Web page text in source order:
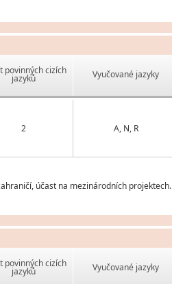
povinných cizích
jazyků Vyučované jazyky
2 A, N, R
účast na mezinárodních projektech.
povinných cizích
jazyků Vyučované jazyky